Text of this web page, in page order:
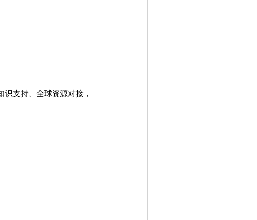
识支持、全球资源对接，